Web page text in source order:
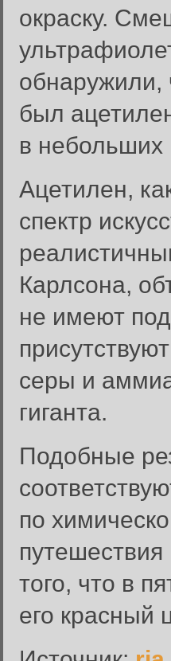
окраску.
обнаружили,
был
в небольших
Ацетилен,
спектр
Карлсона,
не имеют
серы и
гиганта.
Подобные
по
того, что в
его красный
Введите имя
Вход в систему